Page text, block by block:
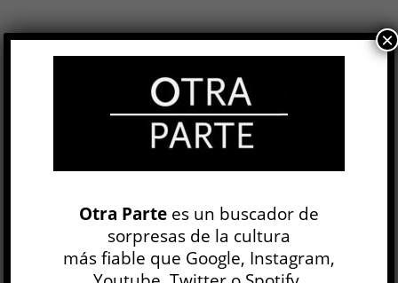
Milpalabras »
1 SEP, 2006
OP N° 9
Otra Partees un buscador de
sorpresas de la cultura
más fiable que Google, Instagram,
×